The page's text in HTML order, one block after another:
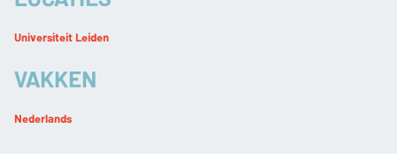
Universiteit Leiden
VAKKEN
Nederlands